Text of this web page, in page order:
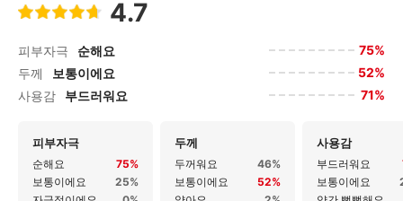
4.7
피부자극 순해요
75%
두께
보통이에요
52%
사용감
부드러워요 71%
피부자극
순해요
75%
보통이에요
25%
두께
두꺼워요
46%
보통이에요
52%
사용감
부드러워요
보통이에요